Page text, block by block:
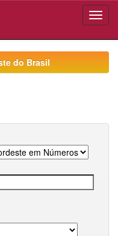
do Brasil